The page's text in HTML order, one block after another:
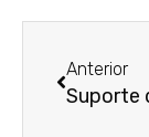
Anterior